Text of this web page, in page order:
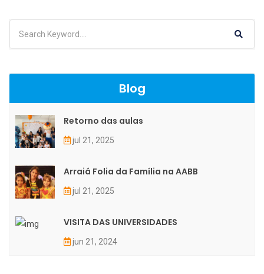
Blog
Retorno das aulas
jul 21, 2025
Arraiá Folia da Família na AABB
jul 21, 2025
VISITA DAS UNIVERSIDADES
jun 21, 2024